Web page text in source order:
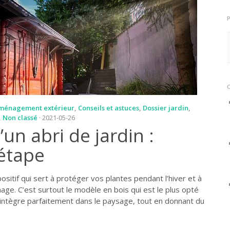
extérieur, Conseils et astuces, Dossier jardin,
Non classé · 2021-05-26
abri de jardin :
qui sert à protéger vos plantes pendant l’hiver et à
C’est surtout le modèle en bois qui est le plus opté
parfaitement dans le paysage, tout en donnant du